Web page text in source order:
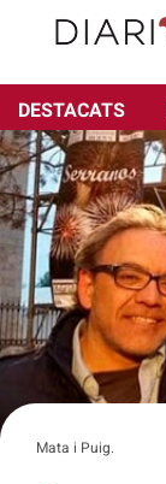
DESTACATS
Mata i Puig.